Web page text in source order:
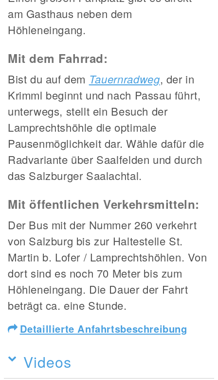
am Gasthaus neben dem
Höhleneingang.
Mit dem Fahrrad:
Bist du auf dem Tauernradweg, der in
Krimml beginnt und nach Passau führt,
unterwegs, stellt ein Besuch der
Lamprechtshöhle die optimale
Pausenmöglichkeit dar. Wähle dafür die
Radvariante über Saalfelden und durch
das Salzburger Saalachtal.
Mit öffentlichen Verkehrsmitteln:
Der Bus mit der Nummer 260 verkehrt
von Salzburg bis zur Haltestelle St.
Martin b. Lofer / Lamprechtshöhlen. Von
dort sind es noch 70 Meter bis zum
Höhleneingang. Die Dauer der Fahrt
beträgt ca. eine Stunde.
Detaillierte Anfahrtsbeschreibung
Videos